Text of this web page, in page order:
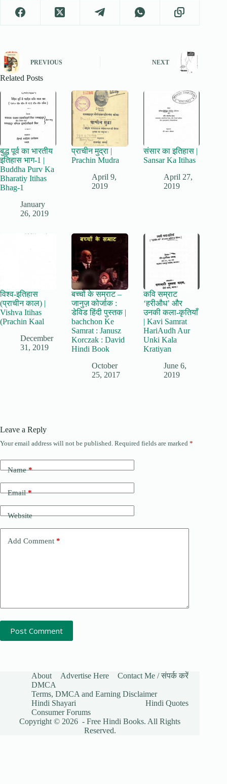
PREVIOUS NEXT
Related Posts
बुद्ध पूर्व का भारतीय
इतिहास भाग-1 |
Buddha Purv Ka
Bharatiy Itihas
Bhag-1
January
26, 2019
प्राचीन मुद्रा |
Prachin Mudra
April 9,
2019
संसार का इतिहास |
Sansar Ka Itihas
April 27,
2019
विश्व-इतिहास
(प्राचीन काल) |
Vishva Itihas
(Prachin Kaal
December
31, 2019
बच्चों के सम्राट –
जानुज़ कोर्जाक :
डेविड हिंदी पुस्तक |
bachchon Ke
Samrat : Janusz
Korczak : David
Hindi Book
October
25, 2017
कवि सम्राट
‘हरीऔध’ और
उनकी कला-कृतियाँ
| Kavi Samrat
HariAudh Aur
Unki Kala
Kratiyan
June 6,
2019
Leave a Reply
Your email address will not be published. Required fields are marked *
Name*
Email*
Website
Add Comment *
Post Comment
About Advertise Here
Contact Me / संपर्क करें
DMCA
Terms, DMCA and Earning Disclaimer
Hindi Shayari
Hindi Quotes
Consumer Forums
Copyright © 2026 - Free Hindi Books. All Rights
Reserved.